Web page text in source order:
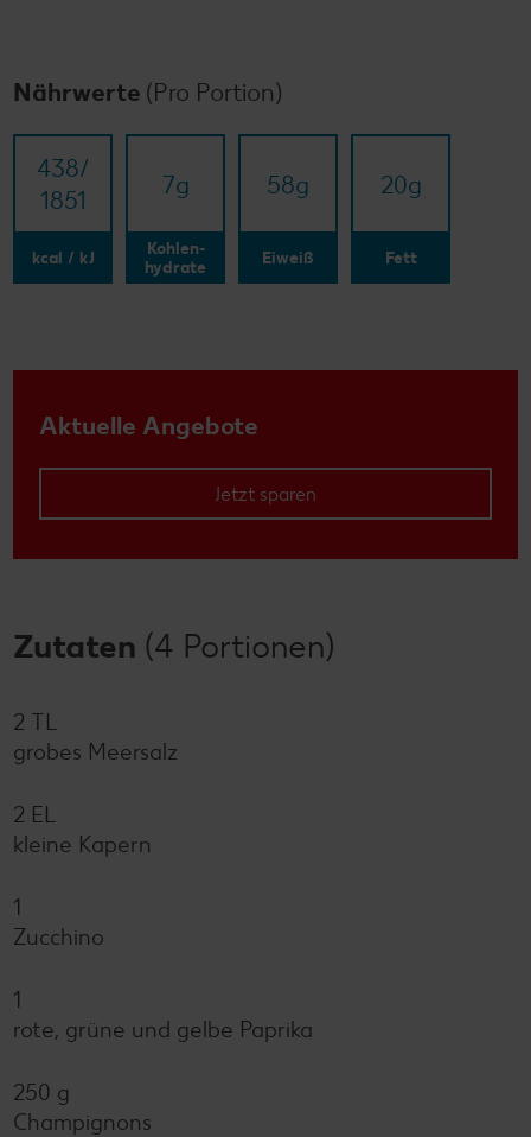
Nährwerte (Pro Portion)
438/​
1851
kcal / kJ
7g
Kohlen-
hydrate
58g
Eiweiß
20g
Fett
Aktuelle Angebote
Jetzt sparen
Zutaten (4 Portionen)
2 TL
grobes Meersalz
2 EL
kleine Kapern
1
Zucchino
1
rote, grüne und gelbe Paprika
250 g
Champignons